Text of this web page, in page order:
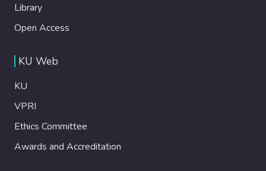
Library
Open Access
KU Web
KU
VPRI
Ethics Committee
Awards and Accreditation